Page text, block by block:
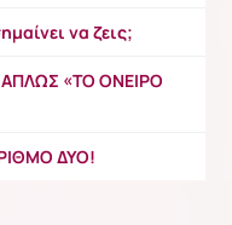
να ζεις;
«ΤΟ ΟΝΕΙΡΟ
ΔΥΟ!